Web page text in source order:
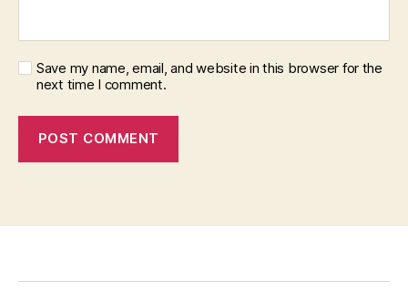
Save my name, email, and website in this browser for the
next time I comment.